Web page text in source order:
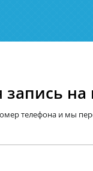
запись
телефона и мы